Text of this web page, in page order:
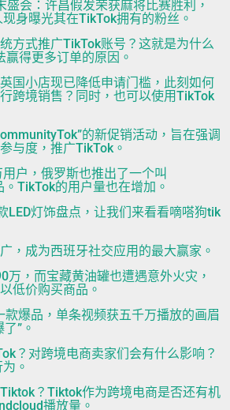
盛会：许昌假发荣获麻将比赛胜利，
身曝光其在TikTok拥有的粉丝。
方式推广TikTok账号？这就是为什么
得更多订单的原因。
国小店现已降低申请门槛，此刻如何
跨境销售？同时，也可以使用TikTok
的新促销活动，旨在强调
与度，推广TikTok。
户，俄罗斯也推出了一个叫
TikTok的用户量也在增加。
LED灯饰盘点，让我们来看看嘀嗒狗tik
，成为西班牙社交应用的最大赢家。
万，而宝藏黄油罐也遭遇意外火灾，
低价购买商品。
爆品，单条视频获五千万播放的画眉
”。
？对跨境电商卖家们会有什么影响？
。
？Tiktok作为跨境电商是否还有机
播放量。